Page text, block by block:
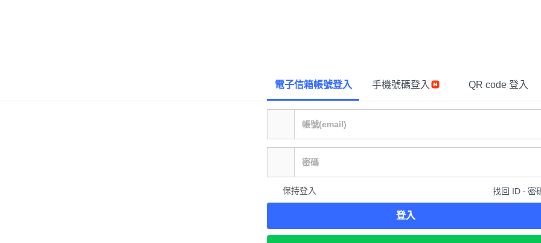
電子信箱帳號登入 手機號碼登入 QR code 登入
保持登入 找回 ID ∙ 密
登入